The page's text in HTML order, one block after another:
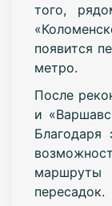
того,
появится
метро.
После
и
Благодаря
пересадок.